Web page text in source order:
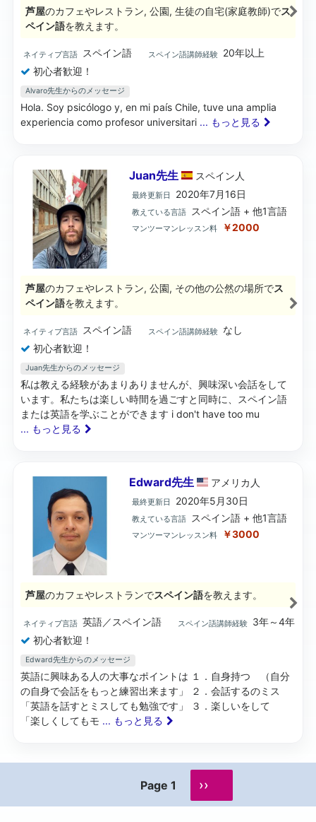
芦屋のカフェやレストラン, 公園, 生徒の自宅(家庭教師)でス
ペイン語を教えます。
ネイティブ言語 スペイン語 スペイン語講師経験
20年以上
初心者歓迎！
Alvaro先生からのメッセージ
Hola. Soy psicólogo y, en mi país Chile, tuve una amplia
experiencia como profesor universitari ... もっと見る
Juan先生 スペイン 人
最終更新日 2020年7月16日
教えている言語 スペイン語 + 他1言語
マンツーマンレッスン料 ￥2000
芦屋のカフェやレストラン, 公園, その他の公然の場所でス
ペイン語を教えます。
ネイティブ言語 スペイン語 スペイン語講師経験
なし
初心者歓迎！
Juan先生からのメッセージ
私は教える経験があまりありませんが、興味深い会話をして
います。私たちは楽しい時間を過ごすと同時に、スペイン語
または英語を学ぶことができます i don't have too mu
... もっと見る
Edward先生 アメリカ 人
最終更新日 2020年5月30日
教えている言語 スペイン語 + 他1言語
マンツーマンレッスン料 ￥3000
芦屋のカフェやレストランでスペイン語を教えます。
ネイティブ言語 英語／スペイン語 スペイン語講師経験
3年～4年
初心者歓迎！
Edward先生からのメッセージ
英語に興味ある人の大事なポイントは １．自身持つ （自分
の自身で会話をもっと練習出来ます」 ２．会話するのミス
「英語を話すとミスしても勉強です」 ３．楽しいをして
「楽しくしてもモ ... もっと見る
Page 1 ››